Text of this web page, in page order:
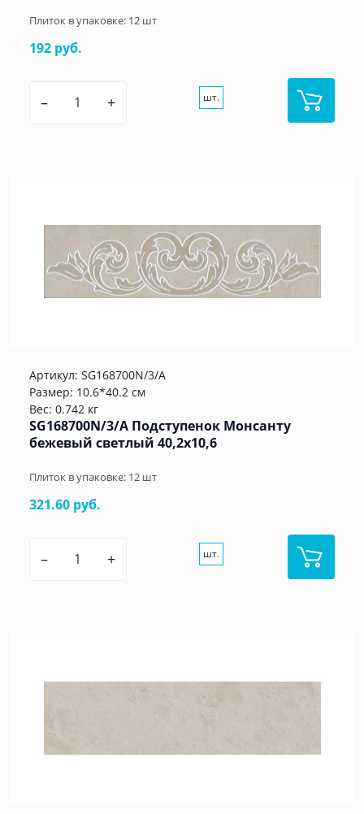
Плиток в упаковке: 12 шт
192 руб.
– + шт.
Артикул: SG168700N/3/A
Размер: 10.6*40.2 см
Вес: 0.742 кг
SG168700N/3/A Подступенок Монсанту
бежевый светлый 40,2х10,6
Плиток в упаковке: 12 шт
321.60 руб.
– + шт.